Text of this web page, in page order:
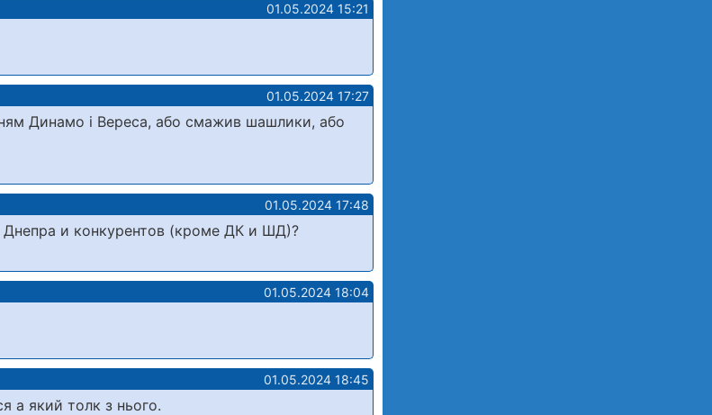
01.05.2024 15:21
01.05.2024 17:27
Динамо і Вереса, або смажив шашлики, або
01.05.2024 17:48
и конкурентов (кроме ДК и ШД)?
01.05.2024 18:04
01.05.2024 18:45
а який толк з нього.